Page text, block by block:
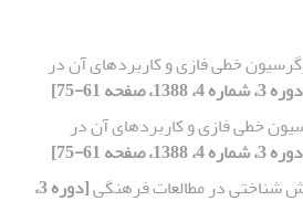
خطی فازی و کاربردهای آن در
4، 1388، صفحه 61-75]
خطی فازی و کاربردهای آن در
4، 1388، صفحه 61-75]
شناختی در مطالعات فرهنگی
[دوره 3،